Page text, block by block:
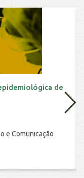
de
e Comunicação